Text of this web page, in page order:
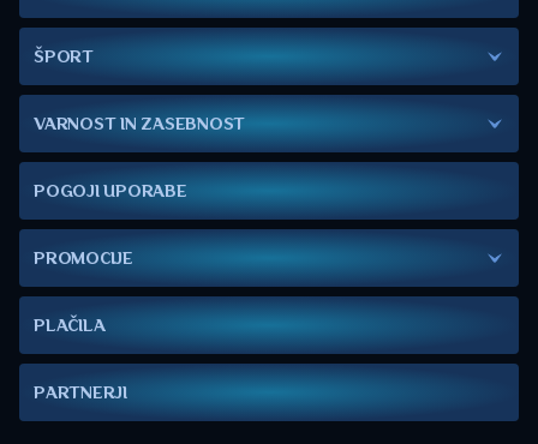
ŠPORT
VARNOST IN ZASEBNOST
POGOJI UPORABE
PROMOCIJE
PLAČILA
PARTNERJI